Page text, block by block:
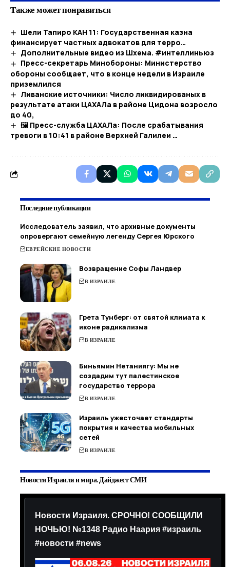
Также может понравиться
Шели Тапиро КАН 11: Государственная казна
финансирует частных адвокатов для терро…​
Дополнительные видео из Шхема. #интеллиньюз
Пресс-секретарь Минобороны: Министерство
обороны сообщает, что в конце недели в Израиле
приземлился
Ливанские источники: Число ликвидированых в
результате атаки ЦАХАЛа в районе Цидона возросло
до 40,
🖼 Пресс-служба ЦАХАЛа: После срабатывания
тревоги в 10:41 в районе Верхней Галилеи …​
Последние публикации
Исследователь заявил, что архивные документы
опровергают семейную легенду Сергея Юрского
ЕВРЕЙСКИЕ НОВОСТИ
Возвращение Софы Ландвер
В ИЗРАИЛЕ
Грета Тунберг: от святой климата к
иконе радикализма
В ИЗРАИЛЕ
Биньямин Нетаниягу: Мы не
создадим тут палестинское
государство террора
В ИЗРАИЛЕ
Израиль ужесточает стандарты
покрытия и качества мобильных
сетей
В ИЗРАИЛЕ
Новости Израиля и мира. Дайджест СМИ